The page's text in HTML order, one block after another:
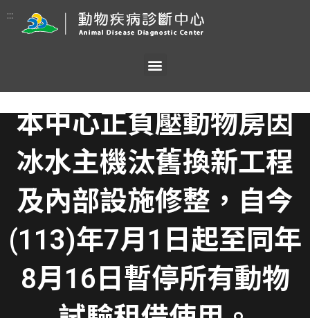
:::
本中心正負壓動物房因
冰水主機汰舊換新工程
及內部設施修整，自今
(113)年7月1日起至同年
8月16日暫停所有動物